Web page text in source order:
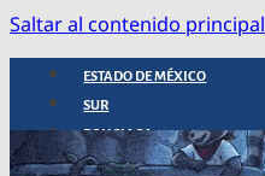
Saltar al contenido principal
ESTADO DE MÉXICO
SUR
POLICIACA
NACIONAL